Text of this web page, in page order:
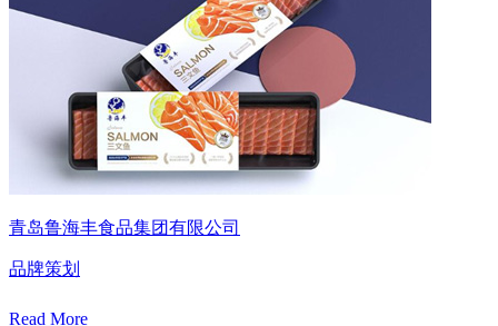
青岛鲁海丰食品集团有限公司
品牌策划
Read More